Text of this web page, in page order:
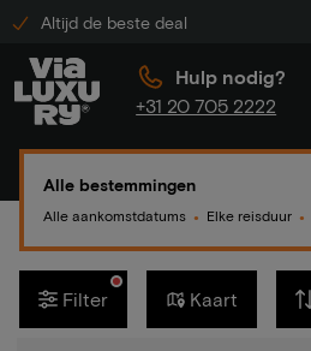
Altijd de beste deal
Hulp nodig?
+31 20 705 2222
Alle bestemmingen
Alle aankomstdatums ● Elke reisduur ●
Filter Kaart